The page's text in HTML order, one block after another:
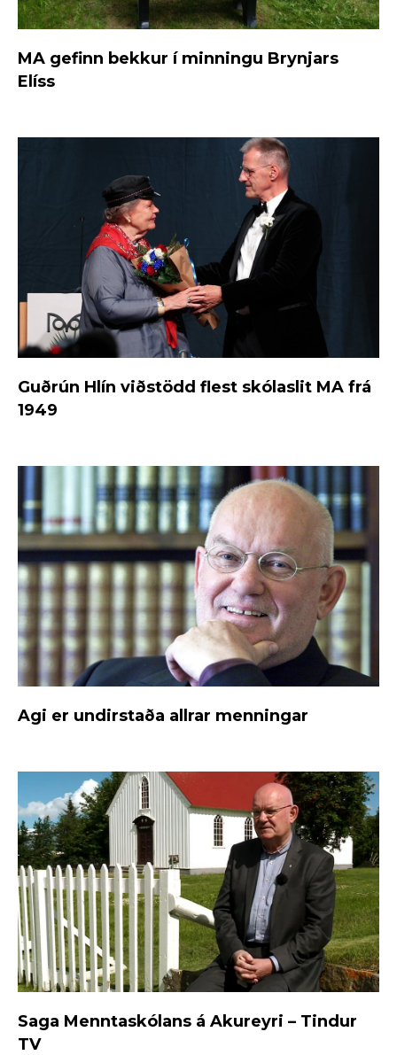
MA gefinn bekkur í minningu Brynjars
Elíss
Guðrún Hlín viðstödd flest skólaslit MA frá
1949
Agi er undirstaða allrar menningar
Saga Menntaskólans á Akureyri – Tindur
TV